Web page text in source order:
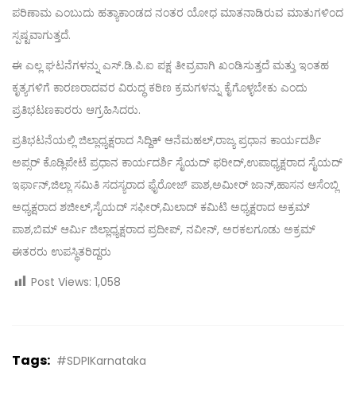
ಪರಿಣಾಮ ಎಂಬುದು ಹತ್ಯಾಕಾಂಡದ ನಂತರ ಯೋಧ ಮಾತನಾಡಿರುವ ಮಾತುಗಳಿಂದ
ಸ್ಪಷ್ಟವಾಗುತ್ತದೆ.
ಈ ಎಲ್ಲ ಘಟನೆಗಳನ್ನು ಎಸ್.ಡಿ.ಪಿ.ಐ ಪಕ್ಷ ತೀವ್ರವಾಗಿ ಖಂಡಿಸುತ್ತದೆ ಮತ್ತು ಇಂತಹ
ಕೃತ್ಯಗಳಿಗೆ ಕಾರಣರಾದವರ ವಿರುದ್ಧ ಕಠಿಣ ಕ್ರಮಗಳನ್ನು ಕೈಗೊಳ್ಳಬೇಕು ಎಂದು
ಪ್ರತಿಭಟಣಕಾರರು ಆಗ್ರಹಿಸಿದರು.
ಪ್ರತಿಭಟನೆಯಲ್ಲಿ ಜಿಲ್ಲಾಧ್ಯಕ್ಷರಾದ ಸಿದ್ದಿಕ್ ಆನೆಮಹಲ್,ರಾಜ್ಯ ಪ್ರಧಾನ ಕಾರ್ಯದರ್ಶಿ
ಅಪ್ಸರ್ ಕೊಡ್ಲಿಪೇಟೆ ಪ್ರಧಾನ ಕಾರ್ಯದರ್ಶಿ ಸೈಯದ್ ಫರೀದ್,ಉಪಾಧ್ಯಕ್ಷರಾದ ಸೈಯದ್
ಇರ್ಫಾನ್,ಜಿಲ್ಲಾ ಸಮಿತಿ ಸದಸ್ಯರಾದ ಫೈರೋಜ್ ಪಾಶ,ಅಮೀರ್ ಜಾನ್,ಹಾಸನ ಆಸೆಂಬ್ಲಿ
ಅಧ್ಯಕ್ಷರಾದ ಶಜೀಲ್,ಸೈಯದ್ ಸಫೀರ್‌,ಮಿಲಾದ್‌ ಕಮಿಟಿ ಅಧ್ಯಕ್ಷರಾದ ಅಕ್ರಮ್
ಪಾಶ,ಬಿಮ್ ಆರ್ಮಿ ಜಿಲ್ಲಾಧ್ಯಕ್ಷರಾದ ಪ್ರದೀಪ್‌, ನವೀನ್, ಅರಕಲಗೂಡು ಅಕ್ರಮ್
ಈತರರು ಉಪಸ್ಥಿತರಿದ್ದರು
Post Views: 1,058
Tags: #SDPIKarnataka